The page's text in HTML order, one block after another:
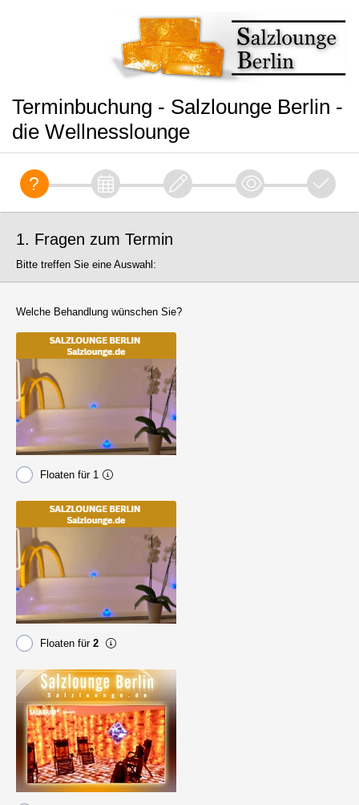
Terminbuchung - Salzlounge Berlin -
die Wellnesslounge
1. Fragen zum Termin
Bitte treffen Sie eine Auswahl:
Welche Behandlung wünschen Sie?
Floaten für 1
Floaten für 2